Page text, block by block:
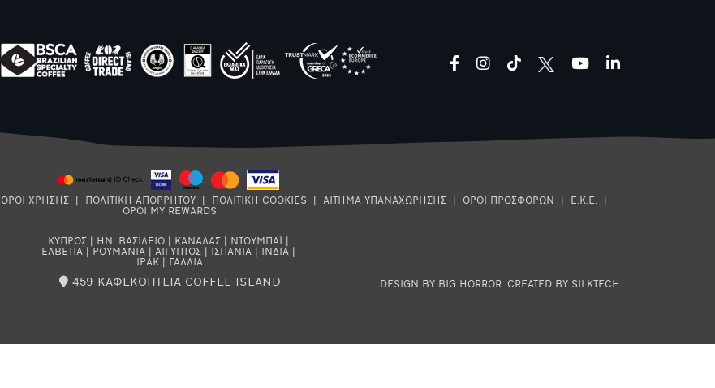
facebookinstagram
tiktok youtubelinkedin
ΟΡΟΙ ΧΡΗΣΗΣ ΠΟΛΙΤΙΚΗ ΑΠΟΡΡΗΤΟΥ ΠΟΛΙΤΙΚΗ COOKIES ΑΙΤΗΜΑ ΥΠΑΝΑΧΩΡΗΣΗΣ ΟΡΟΙ ΠΡΟΣΦΟΡΩΝ Ε.Κ.Ε.
ΟΡΟΙ MY REWARDS
ΚΥΠΡΟΣ ΗΝ. ΒΑΣΙΛΕΙΟ ΚΑΝΑΔΑΣ ΝΤΟΥΜΠΑΪ
ΕΛΒΕΤΙΑ
ΡΟΥΜΑΝΙΑ ΑΙΓΥΠΤΟΣ ΙΣΠΑΝΙΑ ΙΝΔΙΑ
ΙΡΑΚ
ΓΑΛΛΙΑ
459 ΚΑΦΕΚΟΠΤΕΙΑ COFFEE ISLAND DESIGN BY BIG HORROR. CREATED BY SILKTECH